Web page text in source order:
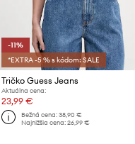
-11%
*EXTRA -5 % s kódom: SALE
Tričko Guess Jeans
Aktuálna cena:
23,99 €
Bežná cena: 38,90 €
Najnižšia cena: 26,99 €